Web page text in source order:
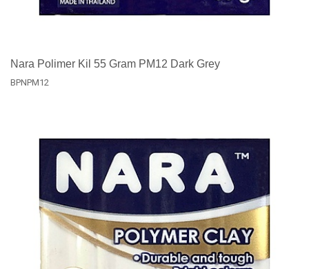
Nara Polimer Kil 55 Gram PM12 Dark Grey
BPNPM12